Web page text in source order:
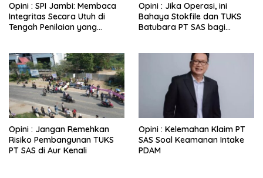
Opini : SPI Jambi: Membaca
Integritas Secara Utuh di
Tengah Penilaian yang
Opini : Jika Operasi, ini
Bahaya Stokfile dan TUKS
Batubara PT SAS bagi
Opini : Jangan Remehkan
Risiko Pembangunan TUKS
PT SAS di Aur Kenali
Opini : Kelemahan Klaim PT
SAS Soal Keamanan Intake
PDAM